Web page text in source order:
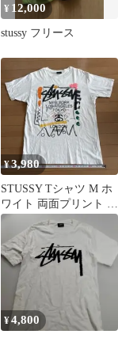
¥ 12,000
stussy フリース
¥3,980
STUSSY Tシャツ M ホ
ワイト 両面プリント ワ
ールドツアー 半袖 白
¥4,800